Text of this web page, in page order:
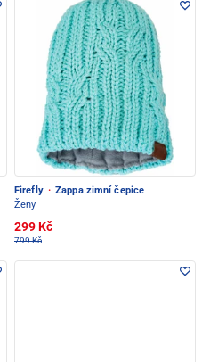
Firefly · Zappa zimní čepice
Ženy
299 Kč
799 Kč